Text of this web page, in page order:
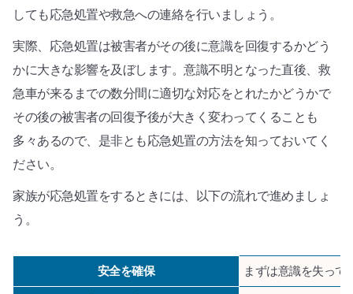
しても応急処置や救急への連絡を行いましょう。
実際、応急処置は被害者がその後に意識を回復するかどう
かに大きな影響を及ぼします。意識不明となった直後、救
急車が来るまでの数分間に適切な対応をとれたかどうかで
その後の被害者の回復予後が大きく変わってくることも
多々あるので、是非とも応急処置の方法を知っておいてく
ださい。
家族が応急処置をするときには、以下の流れで進めましょ
う。
安全を確保 まずは意識を失って